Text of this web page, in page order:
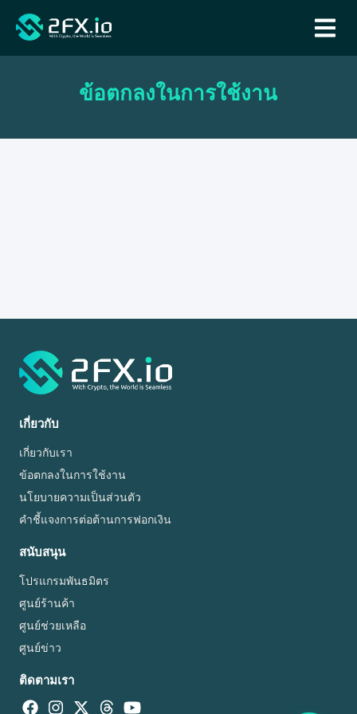
ข้อตกลงในการใช้งาน
เกี่ยวกับ
เกี่ยวกับเรา
ข้อตกลงในการใช้งาน
นโยบายความเป็นส่วนตัว
คำชี้แจงการต่อต้านการฟอกเงิน
สนับสนุน
โปรแกรมพันธมิตร
ศูนย์ร้านค้า
ศูนย์ช่วยเหลือ
ศูนย์ข่าว
ติดตามเรา